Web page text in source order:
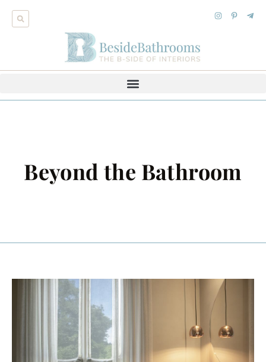
Beyond the Bathroom